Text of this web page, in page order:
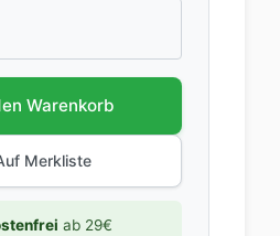
Warenkorb
Merkliste
ab 29€